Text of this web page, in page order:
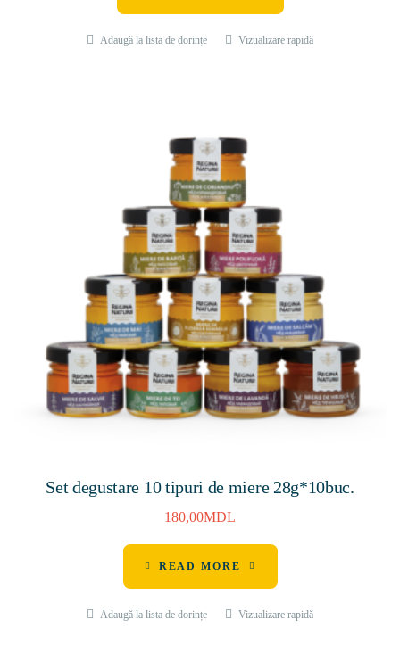
Adaugă la lista de dorințe Vizualizare rapidă
Set degustare 10 tipuri de miere 28g*10buc.
180,00MDL
READ MORE
Adaugă la lista de dorințe Vizualizare rapidă